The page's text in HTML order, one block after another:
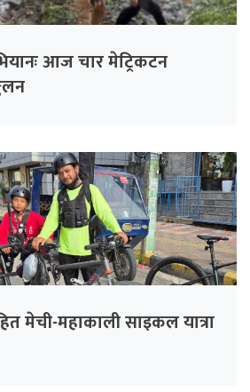
आज चार मेट्रिकटन
मेची-महाकाली साइकल यात्रा